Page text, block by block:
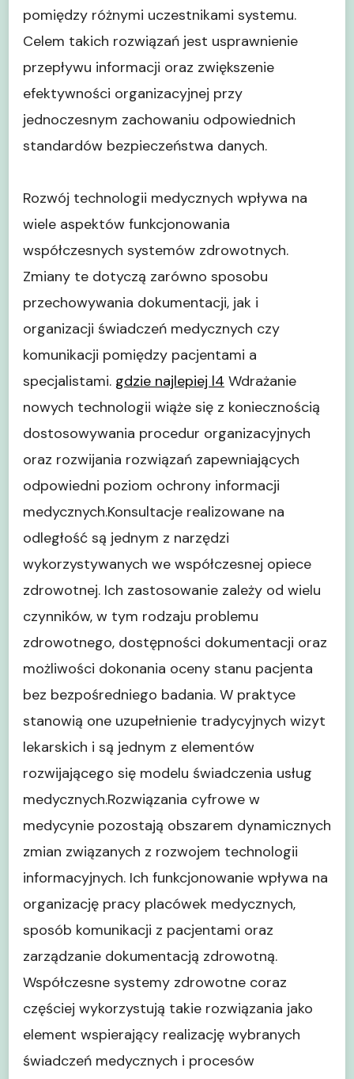
pomiędzy różnymi uczestnikami systemu.
Celem takich rozwiązań jest usprawnienie
przepływu informacji oraz zwiększenie
efektywności organizacyjnej przy
jednoczesnym zachowaniu odpowiednich
standardów bezpieczeństwa danych.
Rozwój technologii medycznych wpływa na
wiele aspektów funkcjonowania
współczesnych systemów zdrowotnych.
Zmiany te dotyczą zarówno sposobu
przechowywania dokumentacji, jak i
organizacji świadczeń medycznych czy
komunikacji pomiędzy pacjentami a
specjalistami. gdzie najlepiej l4 Wdrażanie
nowych technologii wiąże się z koniecznością
dostosowywania procedur organizacyjnych
oraz rozwijania rozwiązań zapewniających
odpowiedni poziom ochrony informacji
medycznych.Konsultacje realizowane na
odległość są jednym z narzędzi
wykorzystywanych we współczesnej opiece
zdrowotnej. Ich zastosowanie zależy od wielu
czynników, w tym rodzaju problemu
zdrowotnego, dostępności dokumentacji oraz
możliwości dokonania oceny stanu pacjenta
bez bezpośredniego badania. W praktyce
stanowią one uzupełnienie tradycyjnych wizyt
lekarskich i są jednym z elementów
rozwijającego się modelu świadczenia usług
medycznych.Rozwiązania cyfrowe w
medycynie pozostają obszarem dynamicznych
zmian związanych z rozwojem technologii
informacyjnych. Ich funkcjonowanie wpływa na
organizację pracy placówek medycznych,
sposób komunikacji z pacjentami oraz
zarządzanie dokumentacją zdrowotną.
Współczesne systemy zdrowotne coraz
częściej wykorzystują takie rozwiązania jako
element wspierający realizację wybranych
świadczeń medycznych i procesów